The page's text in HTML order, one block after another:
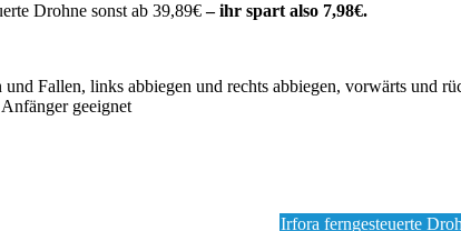
Drohne sonst ab 39,89€– ihr spart also 7,98€.
Fallen, links abbiegen und rechts abbiegen, vorwärts und
geeignet
Irfora ferngesteuerte